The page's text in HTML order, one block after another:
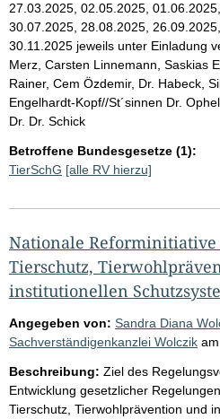
27.03.2025, 02.05.2025,
30.07.2025, 28.08.2025,
30.11.2025 jeweils unter Einladung
Merz, Carsten Linnemann, Saskias
Rainer, Cem Özdemir, Dr. Habeck,
Engelhardt-Kopf//St´sinnen Dr.
Dr. Dr. Schick
Betroffene Bundesgesetze (1):
TierSchG [alle RV hierzu]
Nationale Reforminitiative
Tierschutz,
institutionellen
Angegeben von: Sandra Diana
Sachverständigenkanzlei Wolczik am
Beschreibung: Ziel des
Entwicklung gesetzlicher
Tierschutz, Tierwohlprävention und